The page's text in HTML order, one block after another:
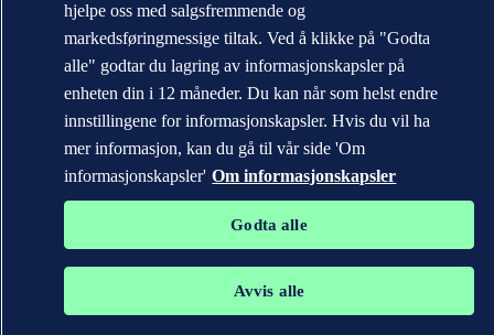
hjelpe oss med salgsfremmende og
markedsføringmessige tiltak. Ved å klikke på "Godta
alle" godtar du lagring av informasjonskapsler på
enheten din i 12 måneder. Du kan når som helst endre
innstillingene for informasjonskapsler. Hvis du vil ha
mer informasjon, kan du gå til vår side 'Om
informasjonskapsler' Om informasjonskapsler
Godta alle
Avvis alle